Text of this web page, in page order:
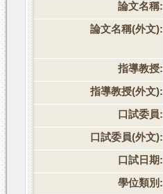
論文名稱:
論文名稱(外文):
指導教授:
指導教授(外文):
口試委員:
口試委員(外文):
口試日期:
學位類別: